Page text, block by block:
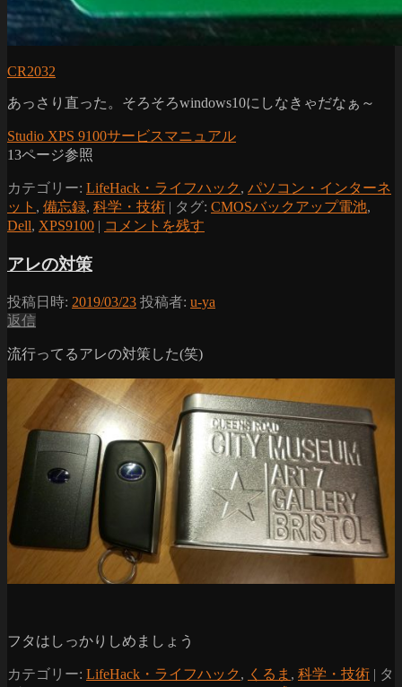
CR2032
あっさり直った。そろそろwindows10にしなきゃだなぁ～
Studio XPS 9100サービスマニュアル
13ページ参照
カテゴリー: LifeHack・ライフハック , パソコン・インターネ
ット , 備忘録, 科学・技術 | タグ: CMOSバックアップ電池,
Dell, XPS9100 | コメントを残す
アレの対策
投稿日時: 2019/03/23 投稿者: u-ya
返信
流行ってるアレの対策した(笑)
フタはしっかりしめましょう
カテゴリー: LifeHack・ライフハック , くるま , 科学・技術 | タ